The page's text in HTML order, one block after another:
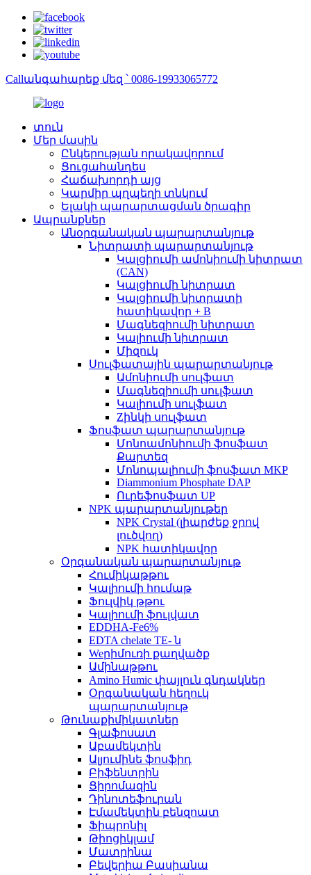
Callանգահարեք մեզ ՝ 0086-19933065772
տուն
Մեր մասին
Ընկերության որակավորում
Ցուցահանդես
Հաճախորդի այց
Կարմիր պղպեղի տնկում
Ելակի պարարտացման ծրագիր
Ապրանքներ
Անօրգանական պարարտանյութ
Նիտրատի պարարտանյութ
Կալցիումի ամոնիումի նիտրատ
(CAN)
Կալցիումի նիտրատ
Կալցիումի նիտրատի
հատիկավոր + B
Մագնեզիումի նիտրատ
Կալիումի նիտրատ
Միզուկ
Սուլֆատային պարարտանյութ
Ամոնիումի սուլֆատ
Մագնեզիումի սուլֆատ
Կալիումի սուլֆատ
Zինկի սուլֆատ
Ֆոսֆատ պարարտանյութ
Մոնոամոնիումի ֆոսֆատ
Քարտեզ
Մոնոպալիումի ֆոսֆատ MKP
Diammonium Phosphate DAP
Ուրեֆոսֆատ UP
NPK պարարտանյութեր
NPK Crystal (լիարժեք ջրով
լուծվող)
NPK հատիկավոր
Օրգանական պարարտանյութ
Հումիկաթթու
Կալիումի հումաթ
Ֆուլվիկ թթու
Կալիումի ֆուլվատ
EDDHA-Fe6%
EDTA chelate TE- ն
Weրիմուռի քաղվածք
Ամինաթթու
Amino Humic փայլուն գնդակներ
Օրգանական հեղուկ
պարարտանյութ
Թունաքիմիկատներ
Գլաֆոսատ
Աբամեկտին
Ալյումինե ֆոսֆիդ
Բիֆենտրին
Ցիրոմազին
Դինոտեֆուրան
Էմամեկտին բենզոատ
Ֆիպրոնիլ
Թիոցիկլամ
Մատրինա
Բեվերիա Բասիանա